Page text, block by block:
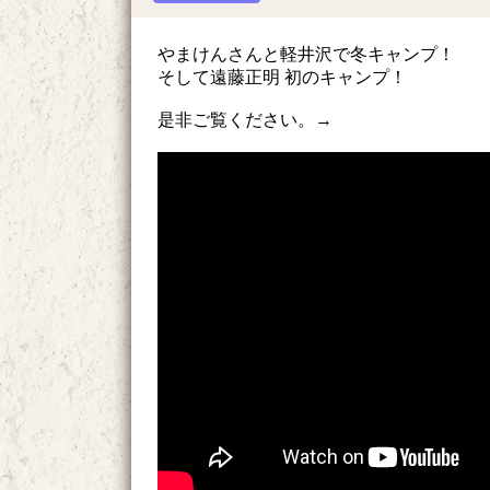
やまけんさんと軽井沢で冬キャンプ！
そして遠藤正明 初のキャンプ！
是非ご覧ください。→